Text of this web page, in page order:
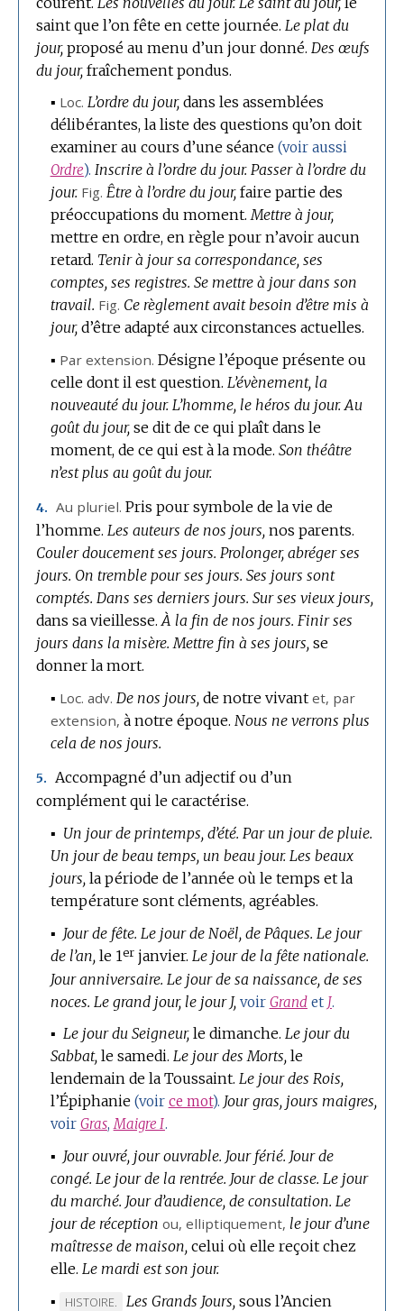
saint que l’on fête en cette journée. Le plat du
jour, proposé au menu d’un jour donné. Des œufs
du jour, fraîchement pondus.
▪ Loc. L’ordre du jour, dans les assemblées
délibérantes, la liste des questions qu’on doit
examiner au cours d’une séance (voir aussi
Ordre). Inscrire à l’ordre du jour. Passer à l’ordre du
jour. Fig. Être à l’ordre du jour, faire partie des
préoccupations du moment. Mettre à jour,
mettre en ordre, en règle pour n’avoir aucun
retard. Tenir à jour sa correspondance, ses
comptes, ses registres. Se mettre à jour dans son
travail. Fig. Ce règlement avait besoin d’être mis à
jour, d’être adapté aux circonstances actuelles.
▪ Par extension. Désigne l’époque présente ou
celle dont il est question. L’évènement, la
nouveauté du jour. L’homme, le héros du jour. Au
goût du jour, se dit de ce qui plaît dans le
moment, de ce qui est à la mode. Son théâtre
n’est plus au goût du jour.
4. Au pluriel. Pris pour symbole de la vie de
l’homme. Les auteurs de nos jours, nos parents.
Couler doucement ses jours. Prolonger, abréger ses
jours. On tremble pour ses jours. Ses jours sont
comptés. Dans ses derniers jours. Sur ses vieux jours,
dans sa vieillesse. À la fin de nos jours. Finir ses
jours dans la misère. Mettre fin à ses jours, se
donner la mort.
▪ Loc. adv. De nos jours, de notre vivant et, par
extension, à notre époque. Nous ne verrons plus
cela de nos jours.
5. Accompagné d’un adjectif ou d’un
complément qui le caractérise.
▪ Un jour de printemps, d’été. Par un jour de pluie.
Un jour de beau temps, un beau jour. Les beaux
jours, la période de l’année où le temps et la
température sont cléments, agréables.
▪ Jour de fête. Le jour de Noël, de Pâques. Le jour
de l’an, le 1erjanvier. Le jour de la fête nationale.
Jour anniversaire. Le jour de sa naissance, de ses
noces. Le grand jour, le jour J, voir Grandet J.
▪ Le jour du Seigneur, le dimanche. Le jour du
Sabbat, le samedi. Le jour des Morts, le
lendemain de la Toussaint. Le jour des Rois,
l’Épiphanie (voir ce mot). Jour gras, jours maigres,
voir Gras,Maigre I.
▪ Jour ouvré, jour ouvrable. Jour férié. Jour de
congé. Le jour de la rentrée. Jour de classe. Le jour
du marché. Jour d’audience, de consultation. Le
jour de réception ou, elliptiquement, le jour d’une
maîtresse de maison, celui où elle reçoit chez
elle. Le mardi est son jour.
▪
MARQUE
HISTOIRE. Les Grands Jours, sous l’Ancien